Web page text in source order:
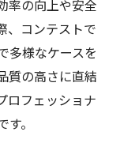
の実践策
め方と選び
底解説
由と実例紹
率の向上や安全
、コンテストで
多様なケースを
質の高さに直結
ロフェッショナ
。